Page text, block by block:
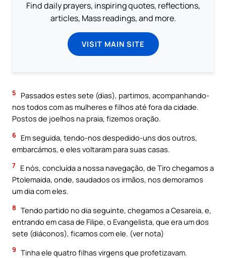
Find daily prayers, inspiring quotes, reflections,
articles, Mass readings, and more.
VISIT MAIN SITE
5
Passados estes sete (dias), partimos, acompanhando-
nos todos com as mulheres e filhos até fora da cidade.
Postos de joelhos na praia, fizemos oração.
6 Em seguida, tendo-nos despedido-uns dos outros,
embarcámos, e eles voltaram para suas casas.
7 E nós, concluída a nossa navegação, de Tiro chegamos a
Ptolemaida, onde, saudados os irmãos, nos demoramos
um dia com eles.
8 Tendo partido no dia seguinte, chegamos a Cesareia, e,
entrando em casa de Filipe, o Evangelista, que era um dos
sete (diáconos), ficamos com ele. (ver nota)
9 Tinha ele quatro filhas virgens que profetizavam.